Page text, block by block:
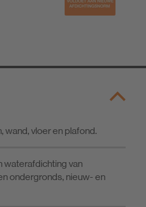
wand, vloer en plafond.
van
ondergronds, nieuw- en